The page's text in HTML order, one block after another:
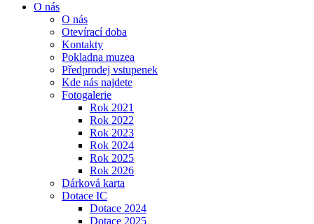
O nás
O nás
Otevírací doba
Kontakty
Pokladna muzea
Předprodej vstupenek
Kde nás najdete
Fotogalerie
Rok 2021
Rok 2022
Rok 2023
Rok 2024
Rok 2025
Rok 2026
Dárková karta
Dotace IC
Dotace 2024
Dotace 2025